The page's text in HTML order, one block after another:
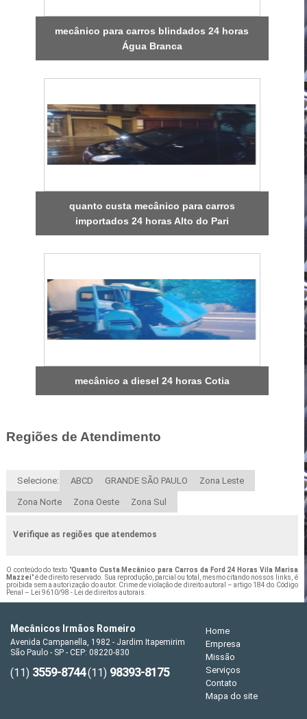
mecânico para carros blindados 24 horas
Água Branca
quanto custa mecânico para carros
importados 24 horas Alto do Pari
mecânico a diesel 24 horas Cotia
Regiões de Atendimento
Selecione: ABCD GRANDE SÃO PAULO Zona Leste
Zona Norte Zona Oeste Zona Sul
Verifique as regiões que atendemos
O conteúdo do texto "Quanto Custa Mecânico para Carros da Ford 24 Horas Vila Marisa
Mazzei" é de direito reservado. Sua reprodução, parcial ou total, mesmo citando nossos links, é
proibida sem a autorização do autor. Crime de violação de direito autoral – artigo 184 do Código
Penal – Lei 9610/98 - Lei de direitos autorais.
Mecânicos Irmãos Romeiro
Avenida Campanella, 1982 - Jardim Itapemirim
São Paulo - SP - CEP: 08220-830
(11) 3559-8744(11) 98393-8175
Home
Empresa
Missão
Serviços
Contato
Mapa do site